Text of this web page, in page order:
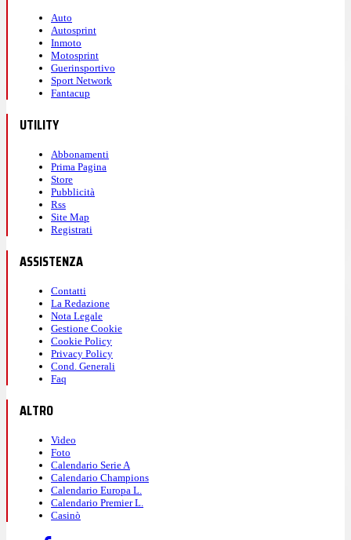
Auto
Autosprint
Inmoto
Motosprint
Guerinsportivo
Sport Network
Fantacup
UTILITY
Abbonamenti
Prima Pagina
Store
Pubblicità
Rss
Site Map
Registrati
ASSISTENZA
Contatti
La Redazione
Nota Legale
Gestione Cookie
Cookie Policy
Privacy Policy
Cond. Generali
Faq
ALTRO
Video
Foto
Calendario Serie A
Calendario Champions
Calendario Europa L.
Calendario Premier L.
Casinò